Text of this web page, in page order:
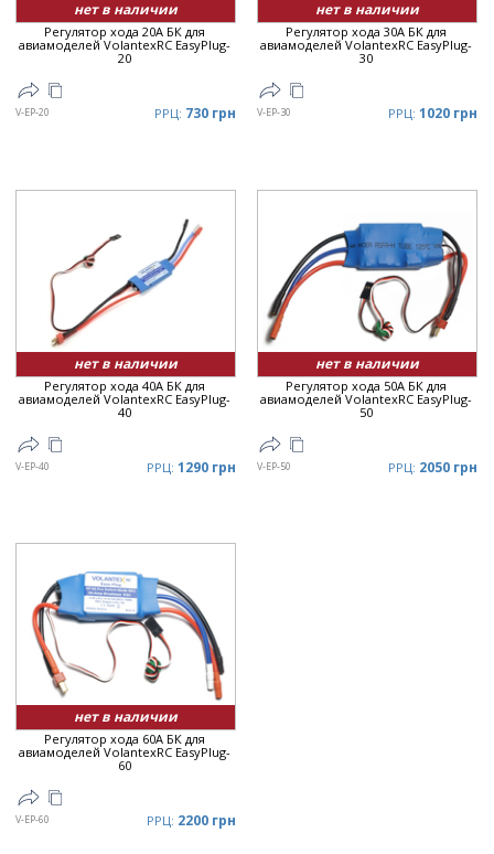
нет в наличии
Регулятор хода 20A БК для
авиамоделей VolantexRC EasyPlug-
20
V-EP-20 РРЦ: 730 грн
нет в наличии
Регулятор хода 30A БК для
авиамоделей VolantexRC EasyPlug-
30
V-EP-30 РРЦ: 1020 грн
нет в наличии
Регулятор хода 40A БК для
авиамоделей VolantexRC EasyPlug-
40
V-EP-40 РРЦ: 1290 грн
нет в наличии
Регулятор хода 50A БК для
авиамоделей VolantexRC EasyPlug-
50
V-EP-50 РРЦ: 2050 грн
нет в наличии
Регулятор хода 60A БК для
авиамоделей VolantexRC EasyPlug-
60
V-EP-60 РРЦ: 2200 грн